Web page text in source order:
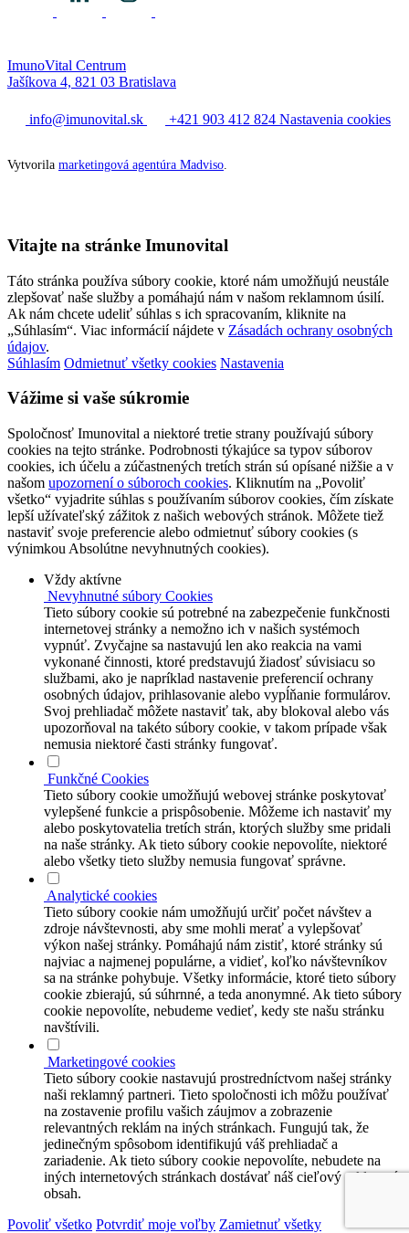
ImunoVital Centrum
Jašíkova 4, 821 03 Bratislava
info@imunovital.sk +421 903 412 824 Nastavenia cookies
Vytvorila marketingová agentúra Madviso.
Vitajte na stránke Imunovital
Táto stránka používa súbory cookie, ktoré nám umožňujú neustále
zlepšovať naše služby a pomáhajú nám v našom reklamnom úsilí.
Ak nám chcete udeliť súhlas s ich spracovaním, kliknite na
„Súhlasím“. Viac informácií nájdete v Zásadách ochrany osobných
údajov.
Súhlasím Odmietnuť všetky cookies Nastavenia
Vážime si vaše súkromie
Spoločnosť Imunovital a niektoré tretie strany používajú súbory
cookies na tejto stránke. Podrobnosti týkajúce sa typov súborov
cookies, ich účelu a zúčastnených tretích strán sú opísané nižšie a v
našom upozornení o súboroch cookies. Kliknutím na „Povoliť
všetko“ vyjadrite súhlas s používaním súborov cookies, čím získate
lepší užívateľský zážitok z našich webových stránok. Môžete tiež
nastaviť svoje preferencie alebo odmietnuť súbory cookies (s
výnimkou Absolútne nevyhnutných cookies).
Vždy aktívne
Nevyhnutné súbory Cookies
Tieto súbory cookie sú potrebné na zabezpečenie funkčnosti
internetovej stránky a nemožno ich v našich systémoch
vypnúť. Zvyčajne sa nastavujú len ako reakcia na vami
vykonané činnosti, ktoré predstavujú žiadosť súvisiacu so
službami, ako je napríklad nastavenie preferencií ochrany
osobných údajov, prihlasovanie alebo vypĺňanie formulárov.
Svoj prehliadač môžete nastaviť tak, aby blokoval alebo vás
upozorňoval na takéto súbory cookie, v takom prípade však
nemusia niektoré časti stránky fungovať.
Funkčné Cookies
Tieto súbory cookie umožňujú webovej stránke poskytovať
vylepšené funkcie a prispôsobenie. Môžeme ich nastaviť my
alebo poskytovatelia tretích strán, ktorých služby sme pridali
na naše stránky. Ak tieto súbory cookie nepovolíte, niektoré
alebo všetky tieto služby nemusia fungovať správne.
Analytické cookies
Tieto súbory cookie nám umožňujú určiť počet návštev a
zdroje návštevnosti, aby sme mohli merať a vylepšovať
výkon našej stránky. Pomáhajú nám zistiť, ktoré stránky sú
najviac a najmenej populárne, a vidieť, koľko návštevníkov
sa na stránke pohybuje. Všetky informácie, ktoré tieto súbory
cookie zbierajú, sú súhrnné, a teda anonymné. Ak tieto súbory
cookie nepovolíte, nebudeme vedieť, kedy ste našu stránku
navštívili.
Marketingové cookies
Tieto súbory cookie nastavujú prostredníctvom našej stránky
naši reklamný partneri. Tieto spoločnosti ich môžu používať
na zostavenie profilu vašich záujmov a zobrazenie
relevantných reklám na iných stránkach. Fungujú tak, že
jedinečným spôsobom identifikujú váš prehliadač a
zariadenie. Ak tieto súbory cookie nepovolíte, nebudete na
iných internetových stránkach dostávať náš cieľový reklamný
obsah.
Povoliť všetko Potvrdiť moje voľby Zamietnuť všetky